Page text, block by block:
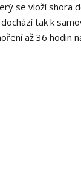
se vloží shora
tak k
až 36 hodin